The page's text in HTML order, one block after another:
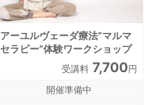
アーユルヴェーダ療法”マルマ
セラピー”体験ワークショップ
受講料 7,700円
開催準備中